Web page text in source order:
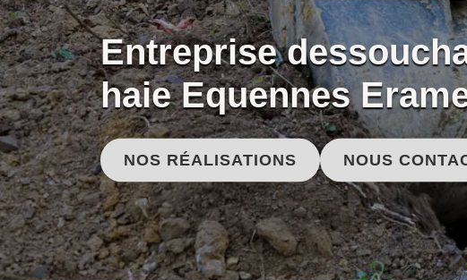
Entreprise
haie Equennes
NOS RÉALISATIONS NOUS